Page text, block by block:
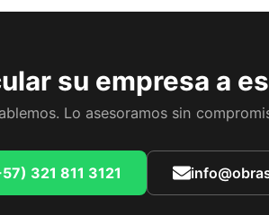
su empresa a
Lo asesoramos sin
321 811 3121